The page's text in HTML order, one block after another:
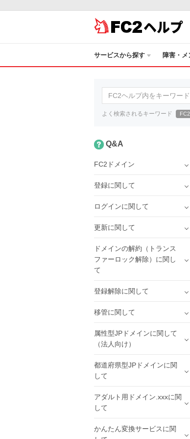
ヘルプ
サービスから探す 障害・
よく検索されるキーワード
Q&A
FC2ドメイン
登録に関して
ログインに関して
更新に関して
ドメインの解約（トランス
ファーロック解除）に関し
て
登録解除に関して
移管に関して
属性型JPドメインに関して
（法人向け）
都道府県型JPドメインに関
して
アダルト用ドメイン.xxxに関
して
かんたん変換サービスに関